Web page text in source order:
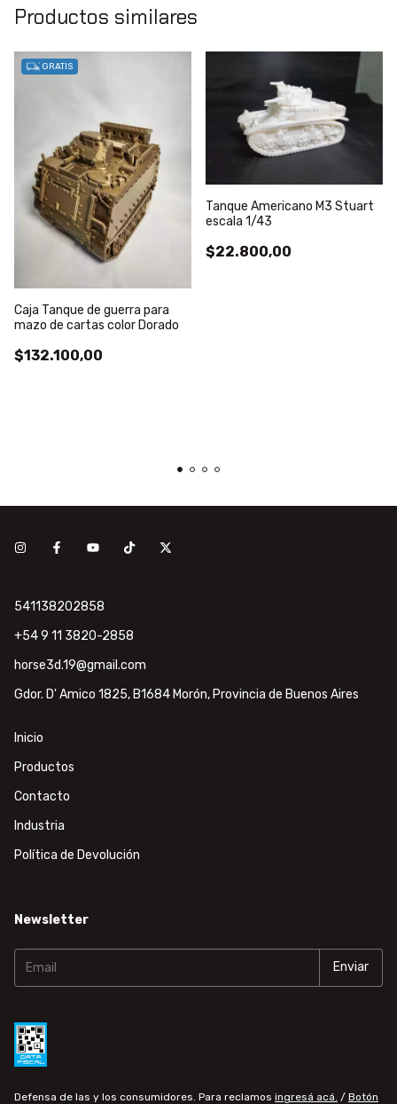
Productos similares
GRATIS
Caja Tanque de guerra para
mazo de cartas color Dorado
$132.100,00
Tanque Americano M3 Stuart
escala 1/43
$22.800,00
541138202858
+54 9 11 3820-2858
horse3d.19@gmail.com
Gdor. D' Amico 1825, B1684 Morón, Provincia de Buenos Aires
Inicio
Productos
Contacto
Industria
Política de Devolución
Newsletter
Defensa de las y los consumidores. Para reclamos ingresá acá. / Botón